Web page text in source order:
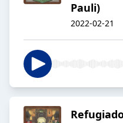
Pauli)
2022-02-21